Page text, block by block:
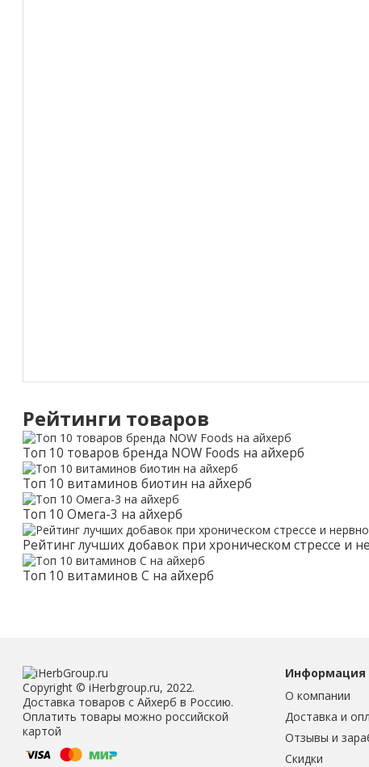
Рейтинги товаров
Топ 10 товаров бренда NOW Foods на айхерб
Топ 10 витаминов биотин на айхерб
Топ 10 Омега-3 на айхерб
Рейтинг лучших добавок при хроническом стрессе и
Топ 10 витаминов С на айхерб
Copyright © iHerbgroup.ru, 2022.
Доставка товаров с Айхерб в Россию.
Оплатить товары можно российской
картой
Информация
О компании
Доставка и
Отзывы и
Скидки